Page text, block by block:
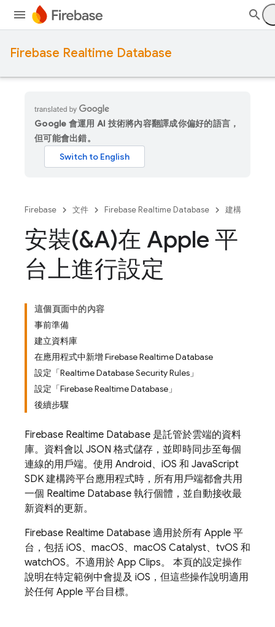
Firebase Realtime Database
Google 會運用 AI 技術將內容翻譯成你偏好的語言，
但可能會出錯。
Firebase 文件 Firebase Realtime Database 建構
安裝(&A)在 Apple 平
台上進行設定
這個頁面中的內容
事前準備
建立資料庫
在應用程式中新增 Firebase Realtime Database
設定「Realtime Database Security Rules」
設定「Firebase Realtime Database」
後續步驟
Firebase Realtime Database 是託管於雲端的資料
庫。資料會以 JSON 格式儲存，並即時同步至每個
連線的用戶端。使用 Android、iOS 和 JavaScript
SDK 建構跨平台應用程式時，所有用戶端都會共用
一個 Realtime Database 執行個體，並自動接收最
新資料的更新。
Firebase Realtime Database 適用於所有 Apple 平
台，包括 iOS、macOS、macOS Catalyst、tvOS 和
watchOS。不適用於 App Clips。 本頁的設定操作
說明在特定範例中會提及 iOS，但這些操作說明適用
於任何 Apple 平台目標。